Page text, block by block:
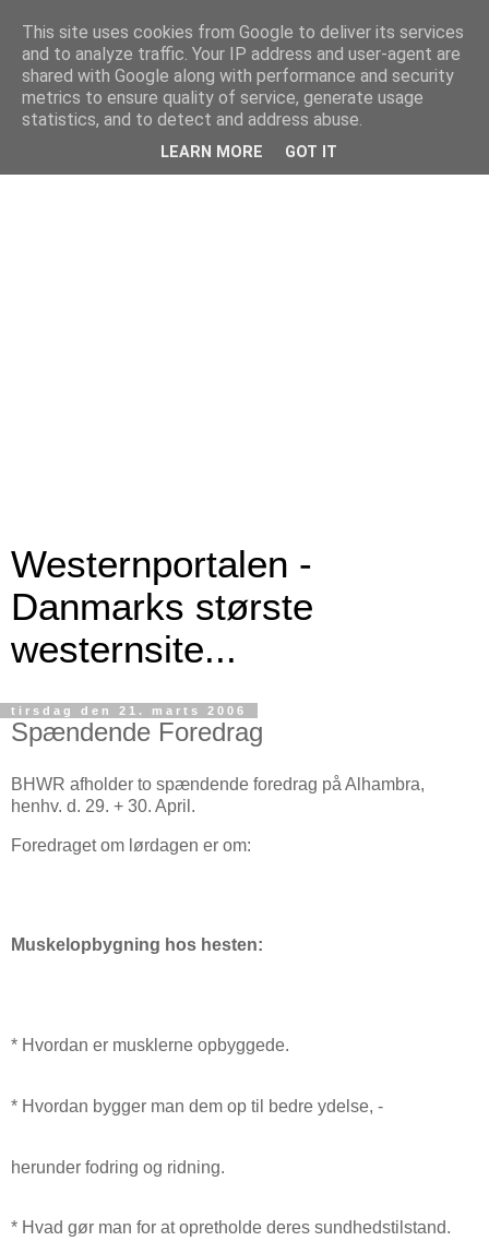
Westernportalen -
Danmarks største
westernsite...
tirsdag den 21. marts 2006
Spændende Foredrag
BHWR afholder to spændende foredrag på Alhambra,
henhv. d. 29. + 30. April.
Foredraget om lørdagen er om:
Muskelopbygning hos hesten:
* Hvordan er musklerne opbyggede.
* Hvordan bygger man dem op til bedre ydelse, -
herunder fodring og ridning.
* Hvad gør man for at opretholde deres sundhedstilstand.
This site uses cookies from Google to deliver its services
and to analyze traffic. Your IP address and user-agent are
shared with Google along with performance and security
metrics to ensure quality of service, generate usage
statistics, and to detect and address abuse.
LEARN MORE GOT IT